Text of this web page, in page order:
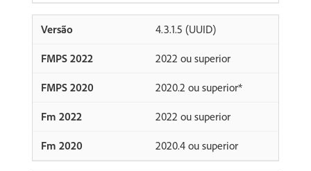
4.3.1.5 (UUID)
2022 ou superior
2020.2 ou superior*
2022 ou superior
2020.4 ou superior